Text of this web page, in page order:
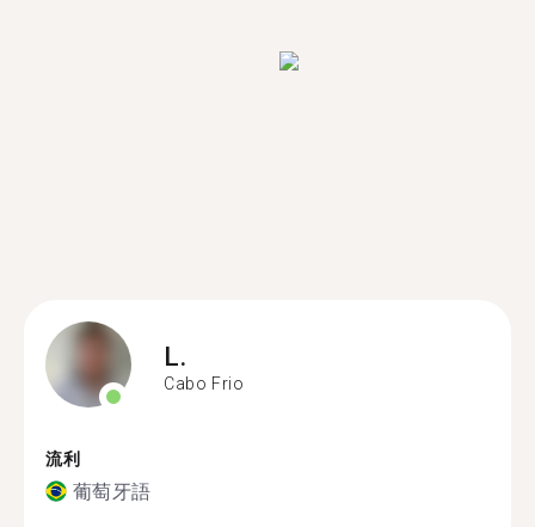
L.
Cabo Frio
流利
葡萄牙語